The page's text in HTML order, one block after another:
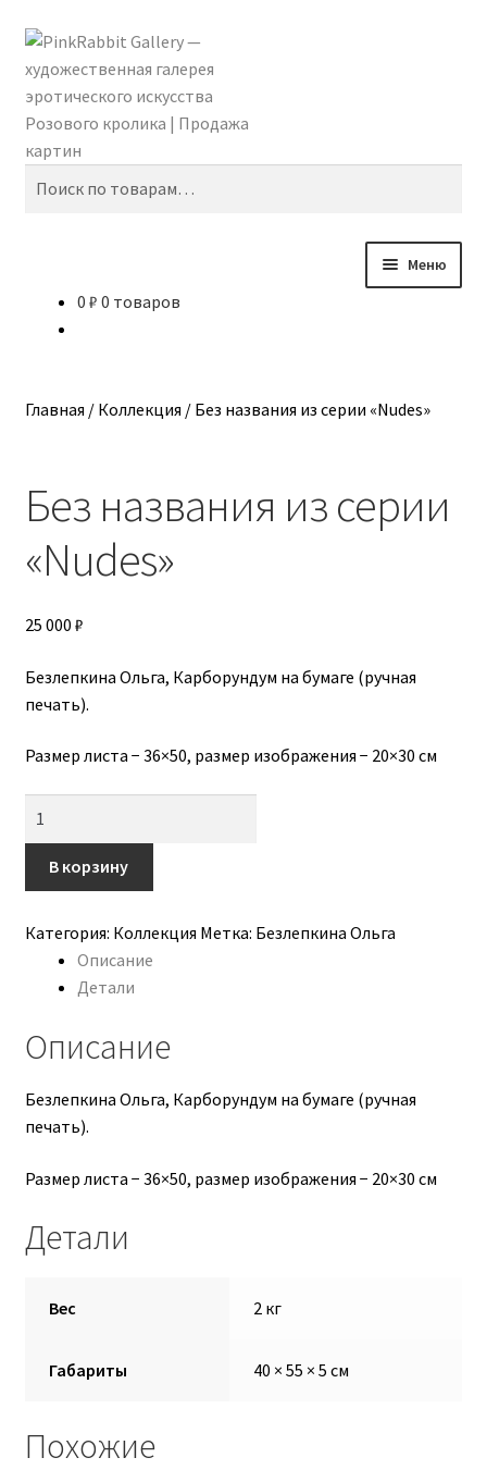
Перейти
к
навигации
Перейти
к
содержимому
Поиск
Меню
Авторы
Алена Бога
Бражникова-Агаджикова Алена
Выставка
Доставка
Ефанова Анна
Запылихин Дмитрий
Иукканен Дарья
Корзина
0 ₽ 0 товаров
Главная / Коллекция / Без названия из серии «Nudes»
Без названия из серии
«Nudes»
25 000 ₽
Безлепкина Ольга, Карборундум на бумаге (ручная
печать).
Размер листа − 36×50, размер изображения − 20×30 см
Без
названия
серии
«Nudes»
В корзину
Категория: Коллекция Метка: Безлепкина Ольга
Описание
Детали
Описание
Безлепкина Ольга, Карборундум на бумаге (ручная
печать).
Размер листа − 36×50, размер изображения − 20×30 см
Детали
Вес 2 кг
Габариты 40 × 55 × 5 см
Похожие